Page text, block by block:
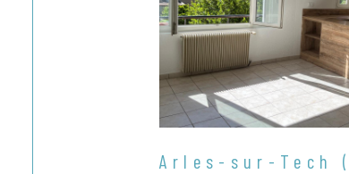
Arles-sur-Tech